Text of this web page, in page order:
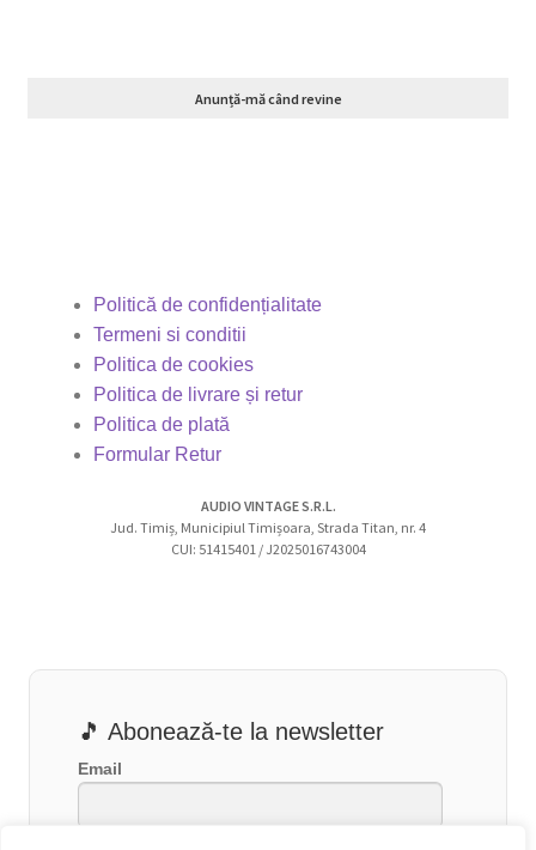
Anunță-mă când revine
Politică de confidențialitate
Termeni si conditii
Politica de cookies
Politica de livrare și retur
Politica de plată
Formular Retur
AUDIO VINTAGE S.R.L.
Jud. Timiș, Municipiul Timișoara, Strada Titan, nr. 4
CUI: 51415401 / J2025016743004
🎵 Abonează-te la newsletter
Email